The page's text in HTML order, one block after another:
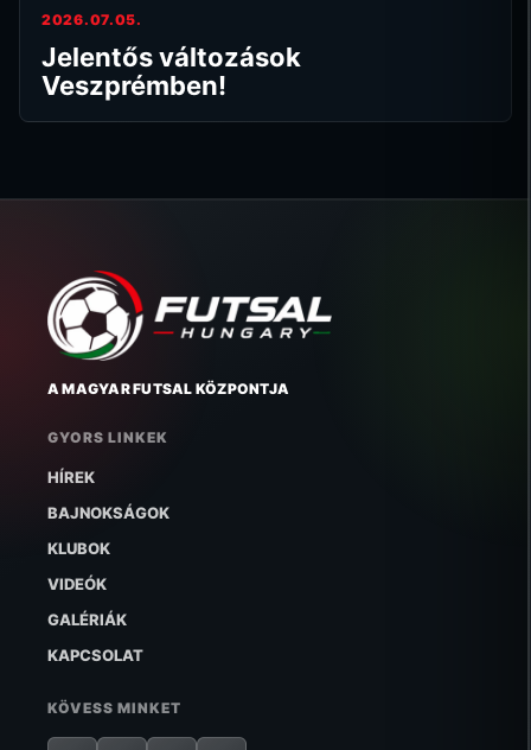
2026.07.05.
Jelentős változások
Veszprémben!
A MAGYAR FUTSAL KÖZPONTJA
GYORS LINKEK
HÍREK
BAJNOKSÁGOK
KLUBOK
VIDEÓK
GALÉRIÁK
KAPCSOLAT
KÖVESS MINKET